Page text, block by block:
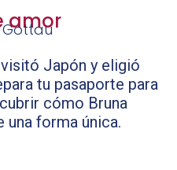
amor
Gottau
Japón y eligió
tu pasaporte para
cómo Bruna
una forma única.